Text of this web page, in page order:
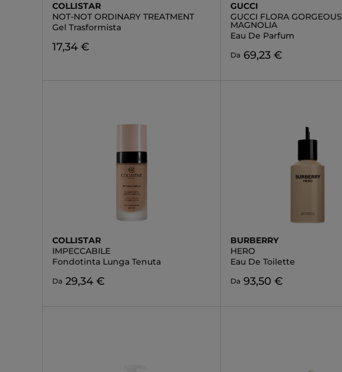
COLLISTAR
NOT-NOT ORDINARY TREATMENT
Gel Trasformista
17,34 €
GUCCI
GUCCI FLORA GORGEOUS
MAGNOLIA
Eau De Parfum
Da 69,23 €
COLLISTAR
IMPECCABILE
Fondotinta Lunga Tenuta
Da 29,34 €
BURBERRY
HERO
Eau De Toilette
Da 93,50 €